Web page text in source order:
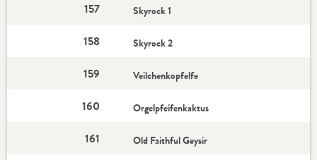
157 Skyrock 1
158 Skyrock 2
159 Veilchenkopfelfe
160 Orgelpfeifenkaktus
161 Old Faithful Geysir